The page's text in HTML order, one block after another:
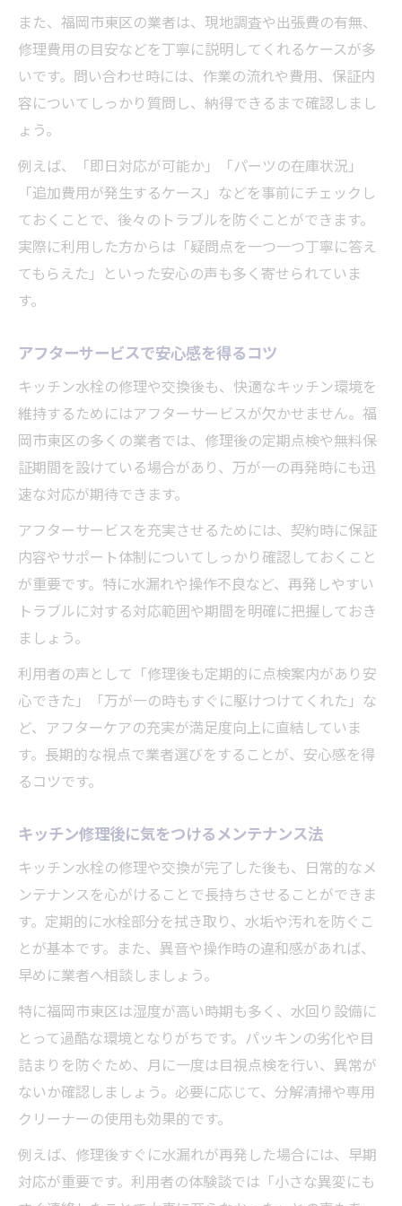
また、福岡市東区の業者は、現地調査や出張費の有無、
修理費用の目安などを丁寧に説明してくれるケースが多
いです。問い合わせ時には、作業の流れや費用、保証内
容についてしっかり質問し、納得できるまで確認しまし
ょう。
例えば、「即日対応が可能か」「パーツの在庫状況」
「追加費用が発生するケース」などを事前にチェックし
ておくことで、後々のトラブルを防ぐことができます。
実際に利用した方からは「疑問点を一つ一つ丁寧に答え
てもらえた」といった安心の声も多く寄せられていま
す。
アフターサービスで安心感を得るコツ
キッチン水栓の修理や交換後も、快適なキッチン環境を
維持するためにはアフターサービスが欠かせません。福
岡市東区の多くの業者では、修理後の定期点検や無料保
証期間を設けている場合があり、万が一の再発時にも迅
速な対応が期待できます。
アフターサービスを充実させるためには、契約時に保証
内容やサポート体制についてしっかり確認しておくこと
が重要です。特に水漏れや操作不良など、再発しやすい
トラブルに対する対応範囲や期間を明確に把握しておき
ましょう。
利用者の声として「修理後も定期的に点検案内があり安
心できた」「万が一の時もすぐに駆けつけてくれた」な
ど、アフターケアの充実が満足度向上に直結していま
す。長期的な視点で業者選びをすることが、安心感を得
るコツです。
キッチン修理後に気をつけるメンテナンス法
キッチン水栓の修理や交換が完了した後も、日常的なメ
ンテナンスを心がけることで長持ちさせることができま
す。定期的に水栓部分を拭き取り、水垢や汚れを防ぐこ
とが基本です。また、異音や操作時の違和感があれば、
早めに業者へ相談しましょう。
特に福岡市東区は湿度が高い時期も多く、水回り設備に
とって過酷な環境となりがちです。パッキンの劣化や目
詰まりを防ぐため、月に一度は目視点検を行い、異常が
ないか確認しましょう。必要に応じて、分解清掃や専用
クリーナーの使用も効果的です。
例えば、修理後すぐに水漏れが再発した場合には、早期
対応が重要です。利用者の体験談では「小さな異変にも